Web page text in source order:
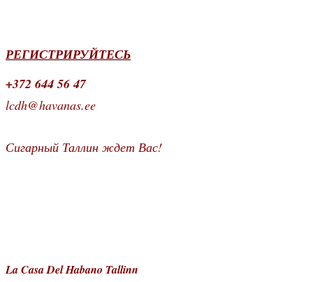
РЕГИСТРИРУЙТЕСЬ
+372 644 56 47
lcdh@havanas.ee
Сигарный Таллин ждет Вас!
La Casa Del Habano Tallinn